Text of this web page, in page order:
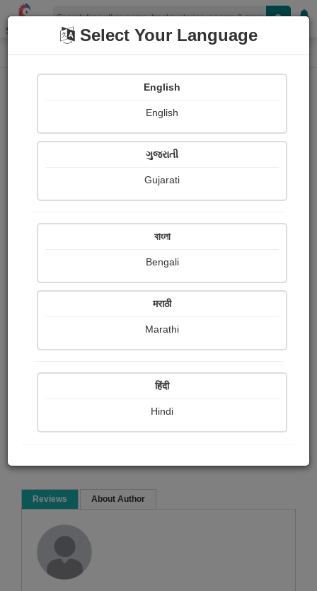
Shopizen
Home Book Details
આગ
Microfiction
Read Now
Reviews About Author
Select Your Language
English
English
ગુજરાતી
Gujarati
বাংলা
Bengali
मराठी
Marathi
हिंदी
Hindi